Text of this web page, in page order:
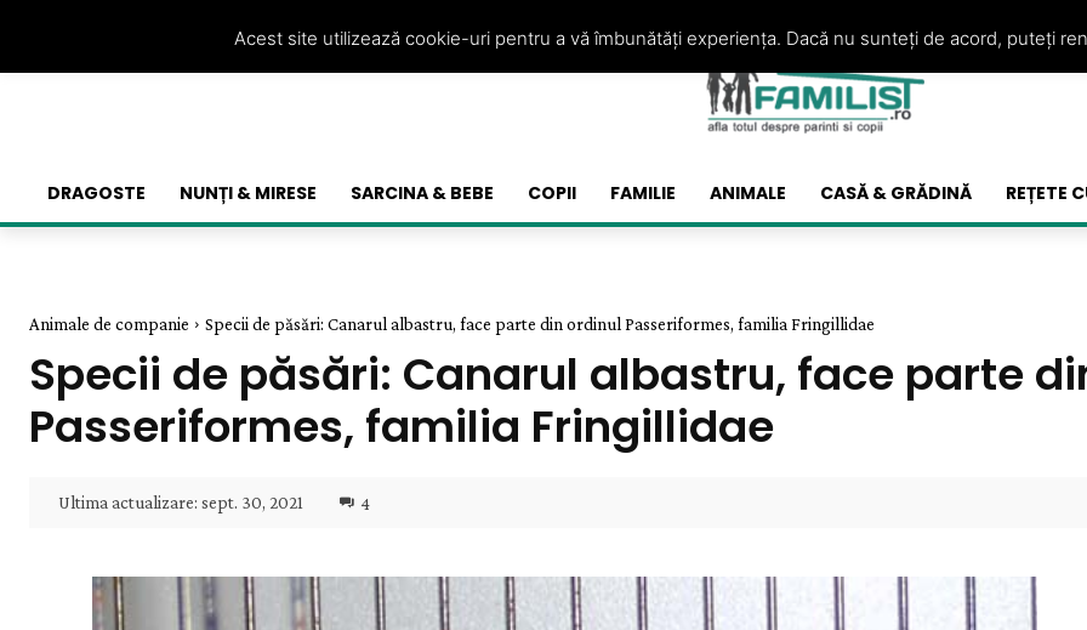
DRAGOSTE NUNȚI & MIRESE SARCINA & BEBE COPII FAMILIE ANIMALE CASĂ & GRĂDINĂ REȚETE
Animale de companie Specii de păsări: Canarul albastru, face parte din ordinul Passeriformes, familia Fringillidae
Specii de păsări: Canarul albastru, face parte
Passeriformes, familia Fringillidae
Ultima actualizare: sept. 30, 2021 4
Acest site utilizează cookie-uri pentru a vă îmbunătăți experiența. Dacă nu sunteți de acord, puteți